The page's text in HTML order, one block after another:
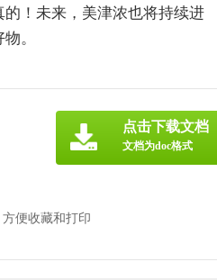
！未来，美津浓也将持续进
。
便收藏和打印
点击下载文档
文档为doc格式